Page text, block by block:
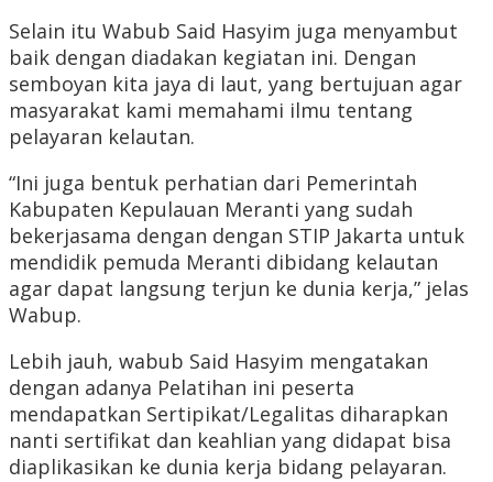
Selain itu Wabub Said Hasyim juga menyambut
baik dengan diadakan kegiatan ini. Dengan
semboyan kita jaya di laut, yang bertujuan agar
masyarakat kami memahami ilmu tentang
pelayaran kelautan.
“Ini juga bentuk perhatian dari Pemerintah
Kabupaten Kepulauan Meranti yang sudah
bekerjasama dengan dengan STIP Jakarta untuk
mendidik pemuda Meranti dibidang kelautan
agar dapat langsung terjun ke dunia kerja,” jelas
Wabup.
Lebih jauh, wabub Said Hasyim mengatakan
dengan adanya Pelatihan ini peserta
mendapatkan Sertipikat/Legalitas diharapkan
nanti sertifikat dan keahlian yang didapat bisa
diaplikasikan ke dunia kerja bidang pelayaran.